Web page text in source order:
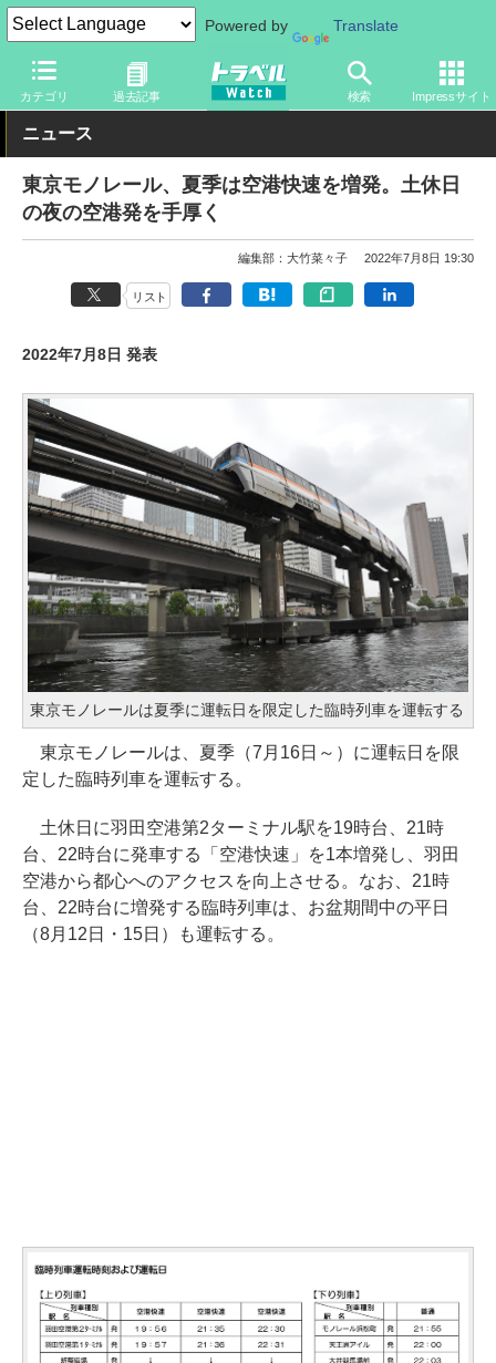
Powered by Translate
カテゴリ 過去記事 検索 Impressサイト
トラベル Watch 企業・政府・官庁 鉄道 関東私鉄
ニュース
東京モノレール、夏季は空港快速を増発。土休日
の夜の空港発を手厚く
編集部：大竹菜々子 2022年7月8日 19:30
リスト
2022年7月8日 発表
東京モノレールは夏季に運転日を限定した臨時列車を運転する
東京モノレールは、夏季（7月16日～）に運転日を限
定した臨時列車を運転する。
土休日に羽田空港第2ターミナル駅を19時台、21時
台、22時台に発車する「空港快速」を1本増発し、羽田
空港から都心へのアクセスを向上させる。なお、21時
台、22時台に増発する臨時列車は、お盆期間中の平日
（8月12日・15日）も運転する。